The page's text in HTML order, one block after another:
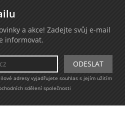
a akce! Zadejte svůj e-mail
informovat.
adresy vyjadřujete souhlas s jejím užitím
sdělení společnosti